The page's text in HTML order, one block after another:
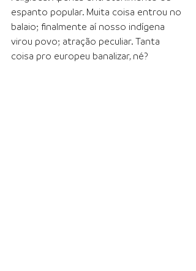
espanto popular. Muita coisa entrou no
balaio; finalmente aí nosso indígena
virou povo; atração peculiar. Tanta
coisa pro europeu banalizar, né?